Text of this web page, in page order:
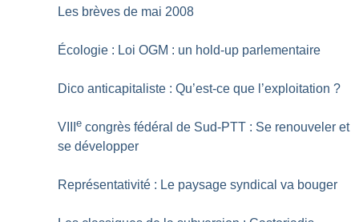
Les brèves de mai 2008
Écologie : Loi OGM : un hold-up parlementaire
Dico anticapitaliste : Qu’est-ce que l’exploitation ?
VIIIe congrès fédéral de Sud-PTT : Se renouveler et
se développer
Représentativité : Le paysage syndical va bouger